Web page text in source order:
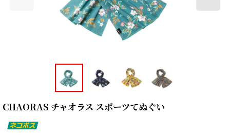
CHAORAS チャオラス スポーツてぬぐい